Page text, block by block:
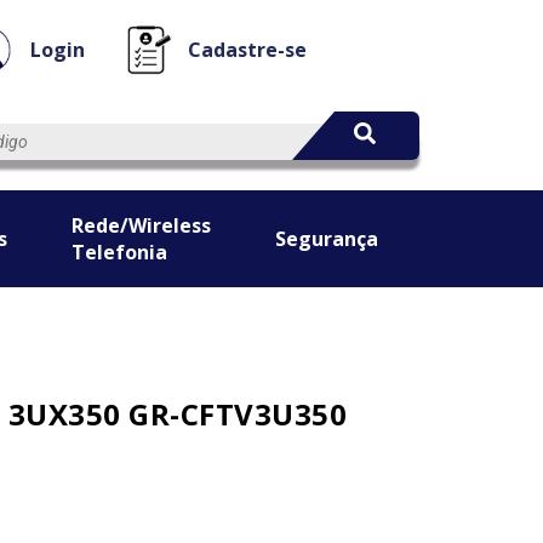
Login Cadastre-se
Rede/Wireless
Telefonia
Segurança
3UX350 GR-CFTV3U350